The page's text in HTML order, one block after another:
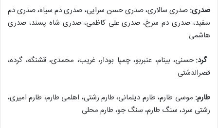
صدری: صدری سالاری، صدری حسن سرایی، صدری دم سیاه، صدری دم
سفید، صدری دم سرخ، صدری علی کاظمی، صدری شاه پسند، صدری
هاشمی
گرد: حسنی، بینام، عنبربو، چمپا بودار، غریب، محمدی، قشنگه، گرده،
قصرالدشتی
طارم: موسی طارم، طارم دیلمانی، طارم رشتی، اهلمی طارم، طارم امیری،
رشتی سرد، سنگ طارم، سنگ جو، طارم محلی